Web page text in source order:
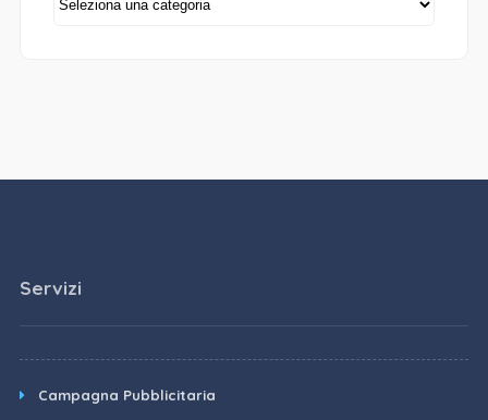
Servizi
Campagna Pubblicitaria